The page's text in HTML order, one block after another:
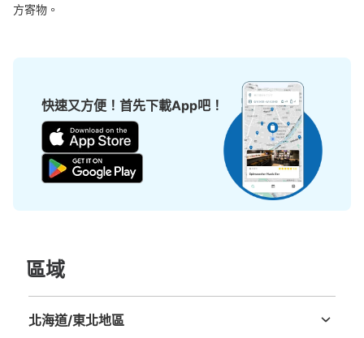
方寄物。
快速又方便！首先下載App吧！
區域
北海道/東北地區